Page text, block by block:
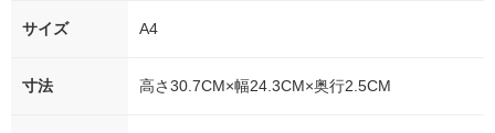
サイズ A4
寸法 高さ30.7CM×幅24.3CM×奥行2.5CM